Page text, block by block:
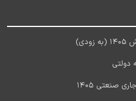
دولتی
صنعتی 1405